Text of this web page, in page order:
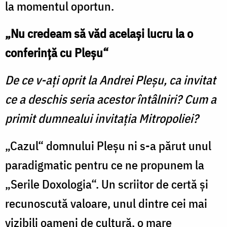
la momentul oportun.
„Nu credeam să văd acelaşi lucru la o
conferinţă cu Pleşu“
De ce v-aţi oprit la Andrei Pleşu, ca invitat
ce a deschis seria acestor întâlniri? Cum a
primit dumnealui invitaţia Mitropoliei?
„Cazul“ domnului Pleşu ni s-a părut unul
paradigmatic pentru ce ne propunem la
„Serile Doxologia“. Un scriitor de certă şi
recunoscută valoare, unul dintre cei mai
vizibili oameni de cultură, o mare